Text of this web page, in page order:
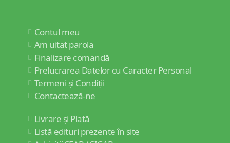
Contul meu
Am uitat parola
Finalizare comandă
Prelucrarea Datelor cu Caracter Personal
Termeni și Condiții
Contactează-ne
Livrare și Plată
Listă edituri prezente în site